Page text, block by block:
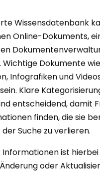
Wissensdatenbank
Online-Dokuments,
Dokumente
Infografiken und
Klare
entscheidend, damit
finden, die sie
Suche zu verlieren.
Informationen ist
oder